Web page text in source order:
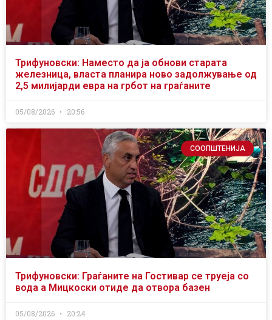
Трифуновски: Наместо да ја обнови старата
железница, власта планира ново задолжување од
2,5 милијарди евра на грбот на граѓаните
05/08/2026 20:56
СООПШТЕНИЈА
Трифуновски: Граѓаните на Гостивар се труеја со
вода а Мицкоски отиде да отвора базен
05/08/2026 20:24